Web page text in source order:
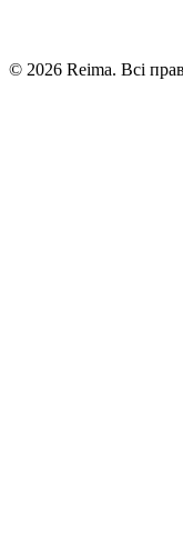
© 2026 Reima. Всі